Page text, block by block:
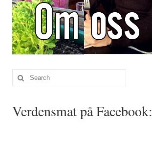
Search
for:
Verdensmat på Facebook: